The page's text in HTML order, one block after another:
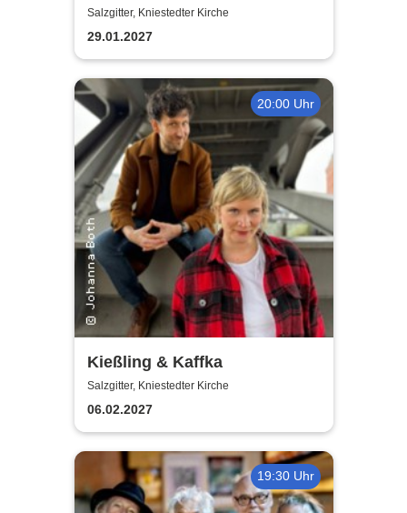
Friends
Salzgitter, Kniestedter Kirche
29.01.2027
20:00 Uhr
Kießling & Kaffka
Salzgitter, Kniestedter Kirche
06.02.2027
19:30 Uhr